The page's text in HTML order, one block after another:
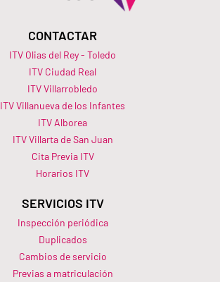
CONTACTAR
ITV Olias del Rey - Toledo
ITV Ciudad Real
ITV Villarrobledo
ITV Villanueva de los Infantes
ITV Alborea
ITV Villarta de San Juan
Cita Previa ITV
Horarios ITV​
SERVICIOS ITV
Inspección periódica
Duplicados
Cambios de servicio
Previas a matriculación